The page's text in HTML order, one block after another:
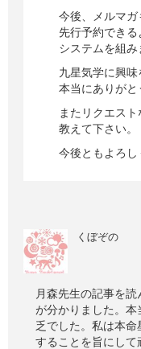
今後、メルマガ
先行予約できる
システムを組
九星気学に興味
本当にありがと
またリクエス
教えて下さい。
今後ともよろし
くぼぞの
月森先生の記事を
が分かりました。
乏でした。私は本
することを旨にして